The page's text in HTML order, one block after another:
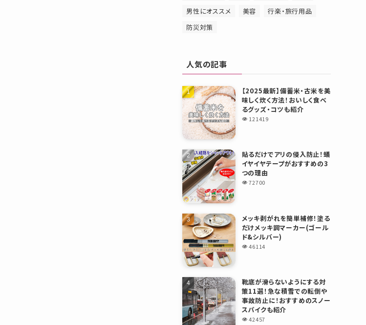
男性にオススメ
美容
行楽・旅行用品
防災対策
人気の記事
【2025最新】備蓄米・古米を美
味しく炊く方法！おいしく食べ
るグッズ・コツも紹介
121419
貼るだけでアリの侵入防止！蟻
イヤイヤテープがおすすめの3
つの理由
72700
メッキ剥がれを簡単補修！塗る
だけメッキ調マーカー(ゴール
ド&シルバー)
46114
靴底が滑らないようにする対
策11選！急な積雪での転倒や
事故防止に！おすすめのスノー
スパイクも紹介
42457